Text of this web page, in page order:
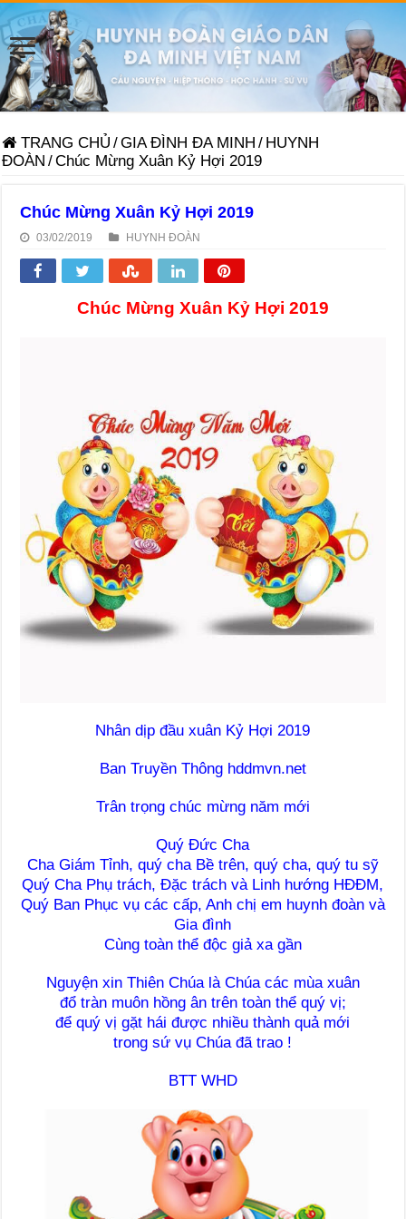
TRANG CHỦ /GIA ĐÌNH ĐA MINH / HUYNH
ĐOÀN /Chúc Mừng Xuân Kỷ Hợi 2019
Chúc Mừng Xuân Kỷ Hợi 2019
03/02/2019 HUYNH ĐOÀN
Chúc Mừng Xuân Kỷ Hợi 2019
Nhân dịp đầu xuân Kỷ Hợi 2019
Ban Truyền Thông hddmvn.net
Trân trọng chúc mừng năm mới
Quý Đức Cha
Cha Giám Tỉnh, quý cha Bề trên, quý cha, quý tu sỹ
Quý Cha Phụ trách, Đặc trách và Linh hướng HĐĐM,
Quý Ban Phục vụ các cấp, Anh chị em huynh đoàn và
Gia đình
Cùng toàn thể độc giả xa gần
Nguyện xin Thiên Chúa là Chúa các mùa xuân
đổ tràn muôn hồng ân trên toàn thể quý vị;
để quý vị gặt hái được nhiều thành quả mới
trong sứ vụ Chúa đã trao !
BTT WHD